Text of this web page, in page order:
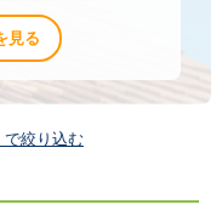
見る
で絞り込む